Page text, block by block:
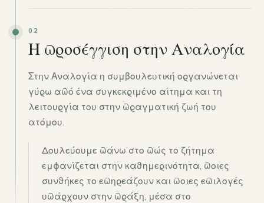
02
Η προσέγγιση στην Αναλογία
Στην Αναλογία η συμβουλευτική οργανώνεται
γύρω από ένα συγκεκριμένο αίτημα και τη
λειτουργία του στην πραγματική ζωή του
ατόμου.
Δουλεύουμε πάνω στο πώς το ζήτημα
εμφανίζεται στην καθημερινότητα, ποιες
συνθήκες το επηρεάζουν και ποιες επιλογές
υπάρχουν στην πράξη, μέσα στο